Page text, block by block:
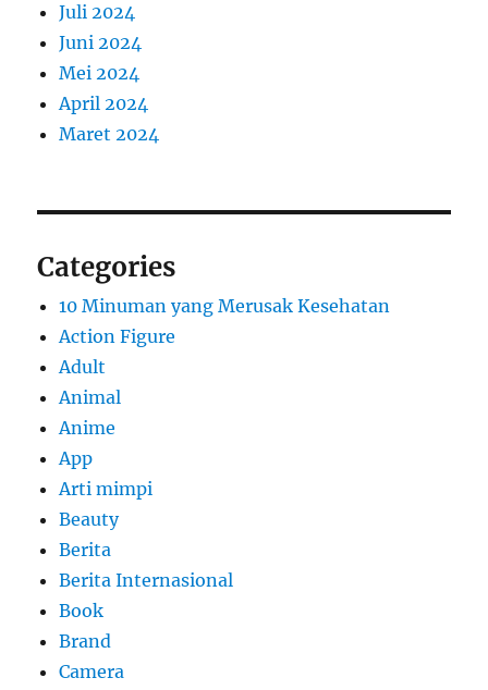
Juli 2024
Juni 2024
Mei 2024
April 2024
Maret 2024
Categories
10 Minuman yang Merusak Kesehatan
Action Figure
Adult
Animal
Anime
App
Arti mimpi
Beauty
Berita
Berita Internasional
Book
Brand
Camera